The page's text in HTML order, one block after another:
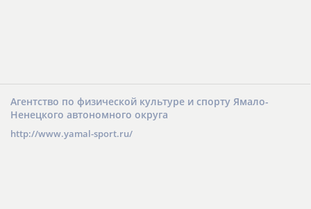
Агентство по физической культуре и спорту Ямало-
Ненецкого автономного округа
http://www.yamal-sport.ru/